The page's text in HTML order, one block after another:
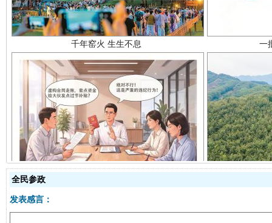
揭开“小金库”的免责幌子
全民参政
发表感言：